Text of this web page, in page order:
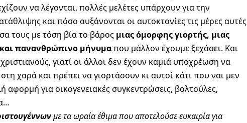
να λέγονται, πολλές μελέτες υπάρχουν για την
και πόσο αυξάνονται οι αυτοκτονίες τις μέρες αυτές
τους με τόση βία το βάρος μιας όμορφης γιορτής, μιας
πανανθρώπινο μήνυμαπου μάλλον έχουμε ξεχάσει. Και
γιατί οι άλλοι δεν έχουν καμιά υποχρέωση να
χαρά και πρέπει να γιορτάσουν κι αυτοί κάτι που ναι μεν
αφορμή για οικογενειακές συγκεντρώσεις, βολτούλες,
με τα ωραία έθιμα που αποτελούσε ευκαιρία για